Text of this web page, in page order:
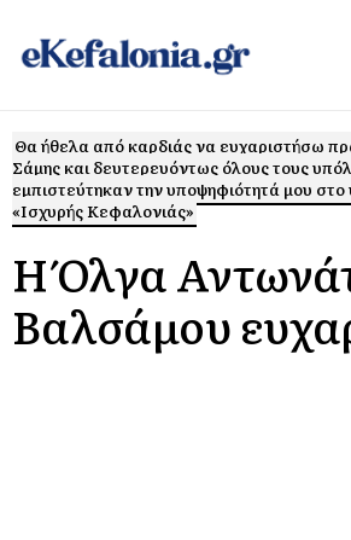
Θα ήθελα από καρδιάς να ευχαριστήσω
Σάμης και δευτερευόντως όλους τους
εμπιστεύτηκαν την υποψηφιότητά μου στο
«Ισχυρής Κεφαλονιάς»
Η Όλγα
Βαλσάμου